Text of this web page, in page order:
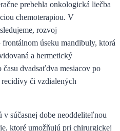
prebehla onkologická liečba
chemoterapiou. V
rozvoj
úseku mandibuly, ktorá
a hermetický
času dvadsaťdva mesiacov po
či vzdialených
súčasnej dobe neoddeliteľnou
ktoré umožňujú pri chirurgickej